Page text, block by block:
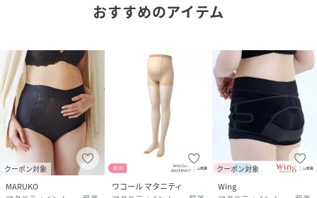
せた組織で、
伸縮性を持ちながら程よいパワーで、おなかを支えます。
＜Point3＞リフトアップ機能
ヒップ中央とヒップサイドに、パワーの異なる糸を組み合わ
せた組織で、伸縮性を持たせながら程よいパワーでヒップを
引き上げます。
＜Point4＞ヒップアップ機能
おすすめのアイテム
クーポン対象
MARUKO
ワコール マタニティ
クーポン対象
Wing